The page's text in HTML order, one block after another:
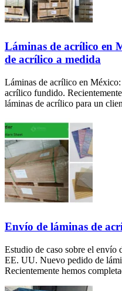
Láminas de acrílico en
de acrílico a medida
Láminas de acrílico en
acrílico fundido.
láminas de acrílico para un
Envío de láminas de
Estudio de caso sobre el envío
EE. UU. Nuevo pedido de
Recientemente hemos